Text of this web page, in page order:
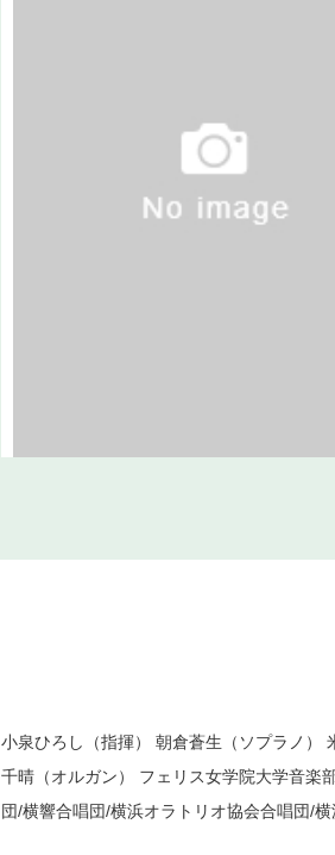
小泉ひろし（指揮） 朝倉蒼生（ソプラノ）
千晴（オルガン） フェリス女学院大学音楽
団/横響合唱団/横浜オラトリオ協会合唱団/